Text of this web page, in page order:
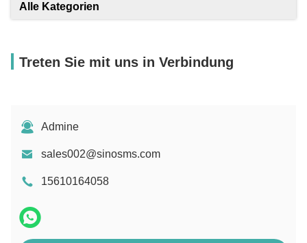
Alle Kategorien
Treten Sie mit uns in Verbindung
Admine
sales002@sinosms.com
15610164058